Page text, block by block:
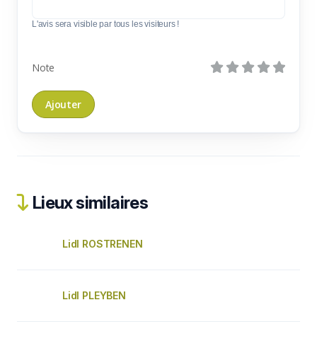
L'avis sera visible par tous les visiteurs !
Note
Lieux similaires
Lidl ROSTRENEN
Lidl PLEYBEN